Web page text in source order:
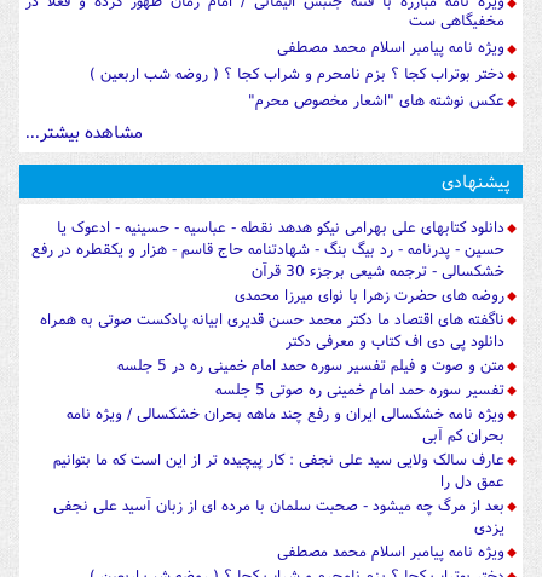
مخفیگاهی ست
ویژه نامه پیامبر اسلام محمد مصطفی
دختر بوتراب کجا ؟ بزم نامحرم و شراب کجا ؟ ( روضه شب اربعین )
عکس نوشته های "اشعار مخصوص محرم"
مشاهده بیشتر...
پیشنهادی
دانلود کتابهای علی بهرامی نیکو هدهد نقطه - عباسیه - حسینیه - ادعوک یا
حسین - پدرنامه - رد بیگ بنگ - شهادتنامه حاج قاسم - هزار و یکقطره در رفع
خشکسالی - ترجمه شیعی برجزء 30 قرآن
روضه های حضرت زهرا با نوای میرزا محمدی
ناگفته های اقتصاد ما دکتر محمد حسن قدیری ابیانه پادکست صوتی به همراه
دانلود پی دی اف کتاب و معرفی دکتر
متن و صوت و فیلم تفسیر سوره حمد امام خمینی ره در 5 جلسه
تفسیر سوره حمد امام خمینی ره صوتی 5 جلسه
ویژه نامه خشکسالی ایران و رفع چند ماهه بحران خشکسالی / ویژه نامه
بحران کم آبی
عارف سالک ولایی سید علی نجفی : کار پیچیده تر از این است که ما بتوانیم
عمق دل را
بعد از مرگ چه میشود - صحبت سلمان با مرده ای از زبان آسید علی نجفی
یزدی
ویژه نامه پیامبر اسلام محمد مصطفی